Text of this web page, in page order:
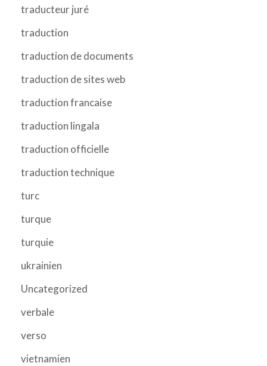
traducteur juré
traduction
traduction de documents
traduction de sites web
traduction francaise
traduction lingala
traduction officielle
traduction technique
turc
turque
turquie
ukrainien
Uncategorized
verbale
verso
vietnamien